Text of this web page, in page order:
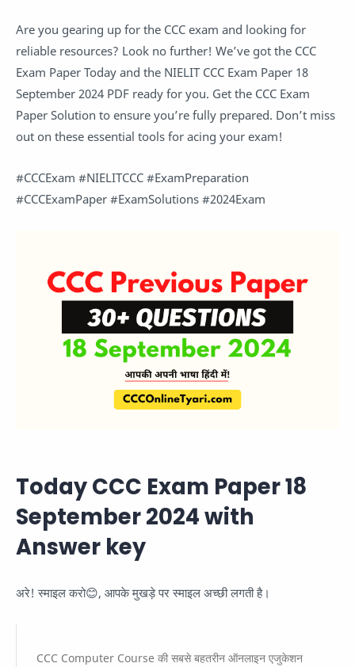
Are you gearing up for the CCC exam and looking for
reliable resources? Look no further! We’ve got the CCC
Exam Paper Today and the NIELIT CCC Exam Paper 18
September 2024 PDF ready for you. Get the CCC Exam
Paper Solution to ensure you’re fully prepared. Don’t miss
out on these essential tools for acing your exam!
#CCCExam #NIELITCCC #ExamPreparation
#CCCExamPaper #ExamSolutions #2024Exam
Today CCC Exam Paper 18
September 2024 with
Answer key
अरे! स्माइल करो😊, आपके मुखड़े पर स्माइल अच्छी लगती है।
CCC Computer Course की सबसे बहतरीन ऑनलाइन एजुकेशन